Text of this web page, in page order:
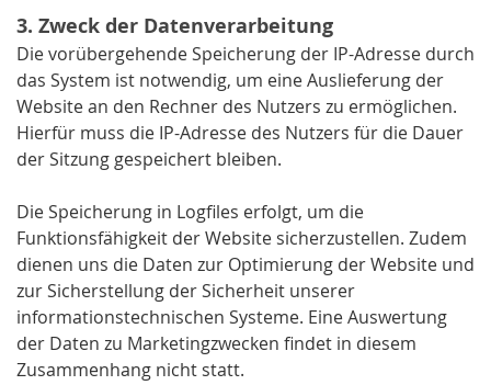
3. Zweck der Datenverarbeitung
Die vorübergehende Speicherung der IP-Adresse durch
das System ist notwendig, um eine Auslieferung der
Website an den Rechner des Nutzers zu ermöglichen.
Hierfür muss die IP-Adresse des Nutzers für die Dauer
der Sitzung gespeichert bleiben.
Die Speicherung in Logfiles erfolgt, um die
Funktionsfähigkeit der Website sicherzustellen. Zudem
dienen uns die Daten zur Optimierung der Website und
zur Sicherstellung der Sicherheit unserer
informationstechnischen Systeme. Eine Auswertung
der Daten zu Marketingzwecken findet in diesem
Zusammenhang nicht statt.